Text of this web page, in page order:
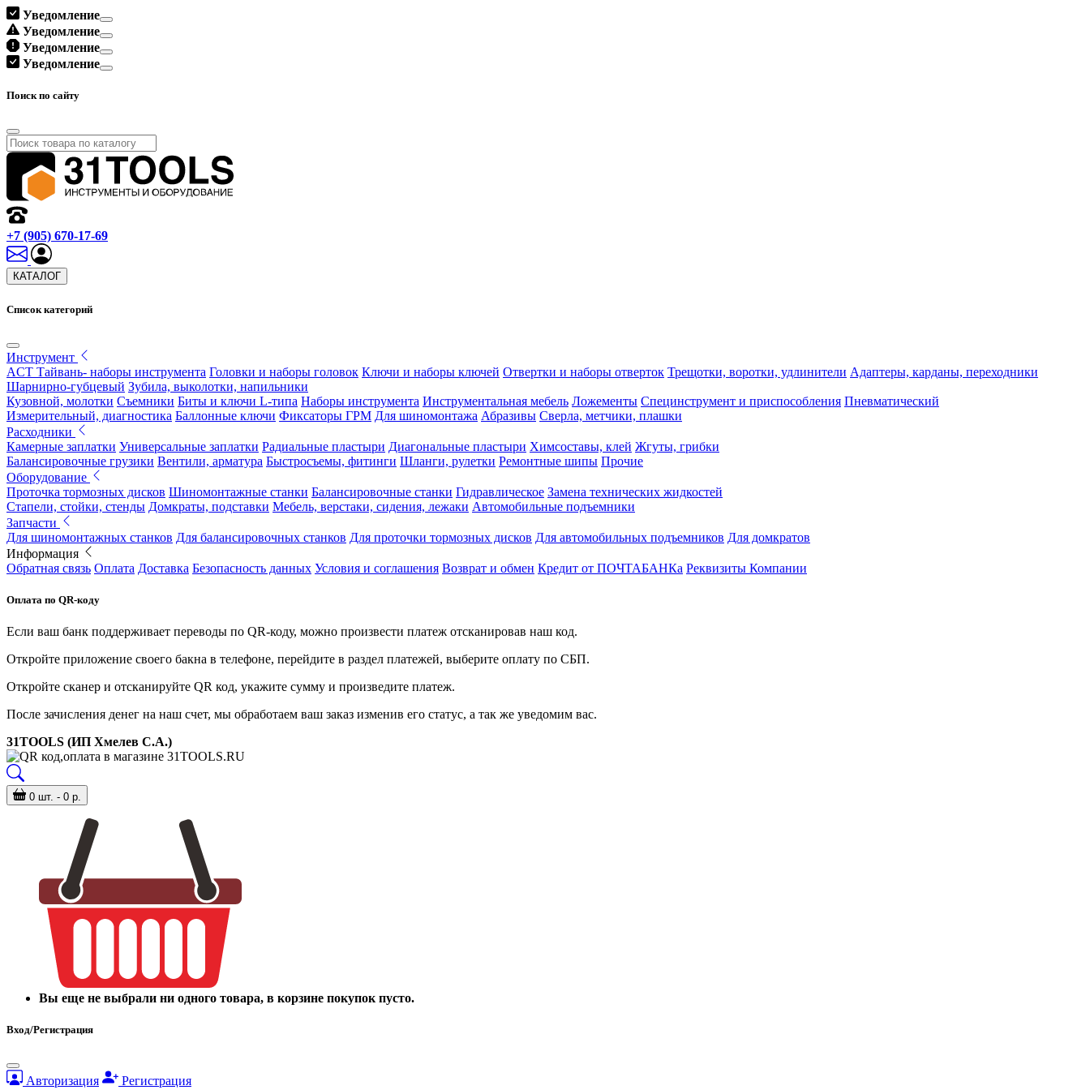
Уведомление
Уведомление
Уведомление
Уведомление
Поиск по сайту
+7 (905) 670-17-69
КАТАЛОГ
Список категорий
Инструмент
ACT Тайвань- наборы инструмента Головки и наборы головок Ключи и наборы ключей Отвертки и наборы отверток Трещотки, воротки, удлинители Адаптеры, карданы, переходники
Шарнирно-губцевый Зубила, выколотки, напильники
Кузовной, молотки Съемники Биты и ключи L-типа Наборы инструмента Инструментальная мебель Ложементы Специнструмент и приспособления Пневматический
Измерительный, диагностика Баллонные ключи Фиксаторы ГРМ Для шиномонтажа Абразивы Сверла, метчики, плашки
Расходники
Камерные заплатки Универсальные заплатки Радиальные пластыри Диагональные пластыри Химсоставы, клей Жгуты, грибки
Балансировочные грузики Вентили, арматура Быстросъемы, фитинги Шланги, рулетки Ремонтные шипы Прочие
Оборудование
Проточка тормозных дисков Шиномонтажные станки Балансировочные станки Гидравлическое Замена технических жидкостей
Стапели, стойки, стенды Домкраты, подставки Мебель, верстаки, сидения, лежаки Автомобильные подъемники
Запчасти
Для шиномонтажных станков Для балансировочных станков Для проточки тормозных дисков Для автомобильных подъемников Для домкратов
Информация
Обратная связь Оплата Доставка Безопасность данных Условия и соглашения Возврат и обмен Кредит от ПОЧТАБАНКа Реквизиты Компании
Оплата по QR-коду
Если ваш банк поддерживает переводы по QR-коду, можно произвести платеж отсканировав наш код.
Откройте приложение своего бакна в телефоне, перейдите в раздел платежей, выберите оплату по СБП.
Откройте сканер и отсканируйте QR код, укажите сумму и произведите платеж.
После зачисления денег на наш счет, мы обработаем ваш заказ изменив его статус, а так же уведомим вас.
31TOOLS (ИП Хмелев С.А.)
0 шт. - 0 р.
Вы еще не выбрали ни одного товара, в корзине покупок пусто.
Вход/Регистрация
Авторизация Регистрация